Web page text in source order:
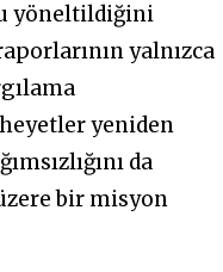
yöneltildiğini
yalnızca
yeniden
da
bir misyon